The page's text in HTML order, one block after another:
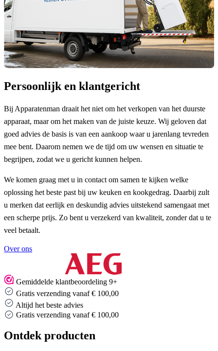
Persoonlijk en klantgericht
Bij Apparatenman draait het niet om het verkopen van het duurste
apparaat, maar om het maken van de juiste keuze. Wij geloven dat
goed advies de basis is van een aankoop waar u jarenlang tevreden
mee bent. Daarom nemen we de tijd om uw wensen en situatie te
begrijpen, zodat we u gericht kunnen helpen.
We komen graag met u in contact om samen te kijken welke
oplossing het beste past bij uw keuken en kookgedrag. Daarbij zult
u merken dat eerlijk en deskundig advies uitstekend samengaat met
een scherpe prijs. Zo bent u verzekerd van kwaliteit, zonder dat u te
veel betaalt.
Over ons
Gemiddelde klantbeoordeling 9+
Gratis verzending vanaf € 100,00
Altijd het beste advies
Gratis verzending vanaf € 100,00
Ontdek producten